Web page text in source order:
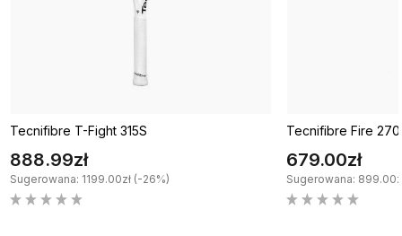
Tecnifibre T-Fight 315S
888.99zł
Sugerowana: 1199.00zł (-26%)
Tecnifibre Fire 270
679.00zł
Sugerowana: